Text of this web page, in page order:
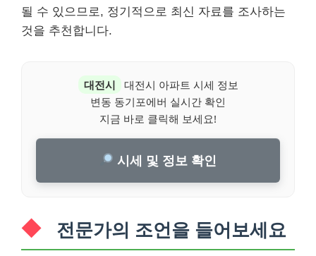
될 수 있으므로, 정기적으로 최신 자료를 조사하는
것을 추천합니다.
대전시
대전시 아파트 시세 정보
변동 동기포에버 실시간 확인
지금 바로 클릭해 보세요!
시세 및 정보 확인
전문가의 조언을 들어보세요